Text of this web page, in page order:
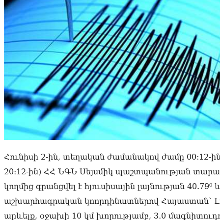
Հունիսի 2-ին, տեղական ժամանակով ժամը 00:12-
20։12-ին) ՀՀ ՆԳՆ Սեյսմիկ պաշտպանության
կողմից գրանցվել է հյուսիսային լայնության 40.79⁰
աշխարհագրական կոորդինատներով Հայաստան՝
արևելք, օջախի 10 կմ խորությամբ, 3․0